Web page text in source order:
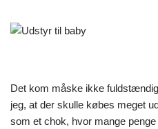
Det kom måske ikke
jeg, at der skulle købes meget
som et chok, hvor mange